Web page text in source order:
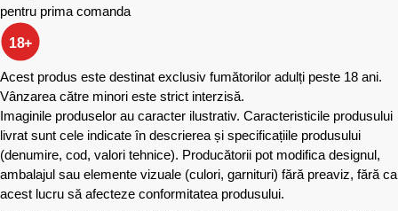
pentru prima comanda
18+
Acest produs este destinat exclusiv fumătorilor adulți peste 18 ani.
Vânzarea către minori este strict interzisă.
Imaginile produselor au caracter ilustrativ. Caracteristicile produsului
livrat sunt cele indicate în descrierea și specificațiile produsului
(denumire, cod, valori tehnice). Producătorii pot modifica designul,
ambalajul sau elemente vizuale (culori, garnituri) fără preaviz, fără ca
acest lucru să afecteze conformitatea produsului.